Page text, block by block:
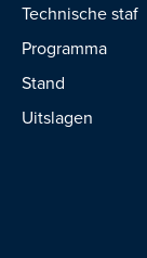
Technische staf
Programma
Stand
Uitslagen